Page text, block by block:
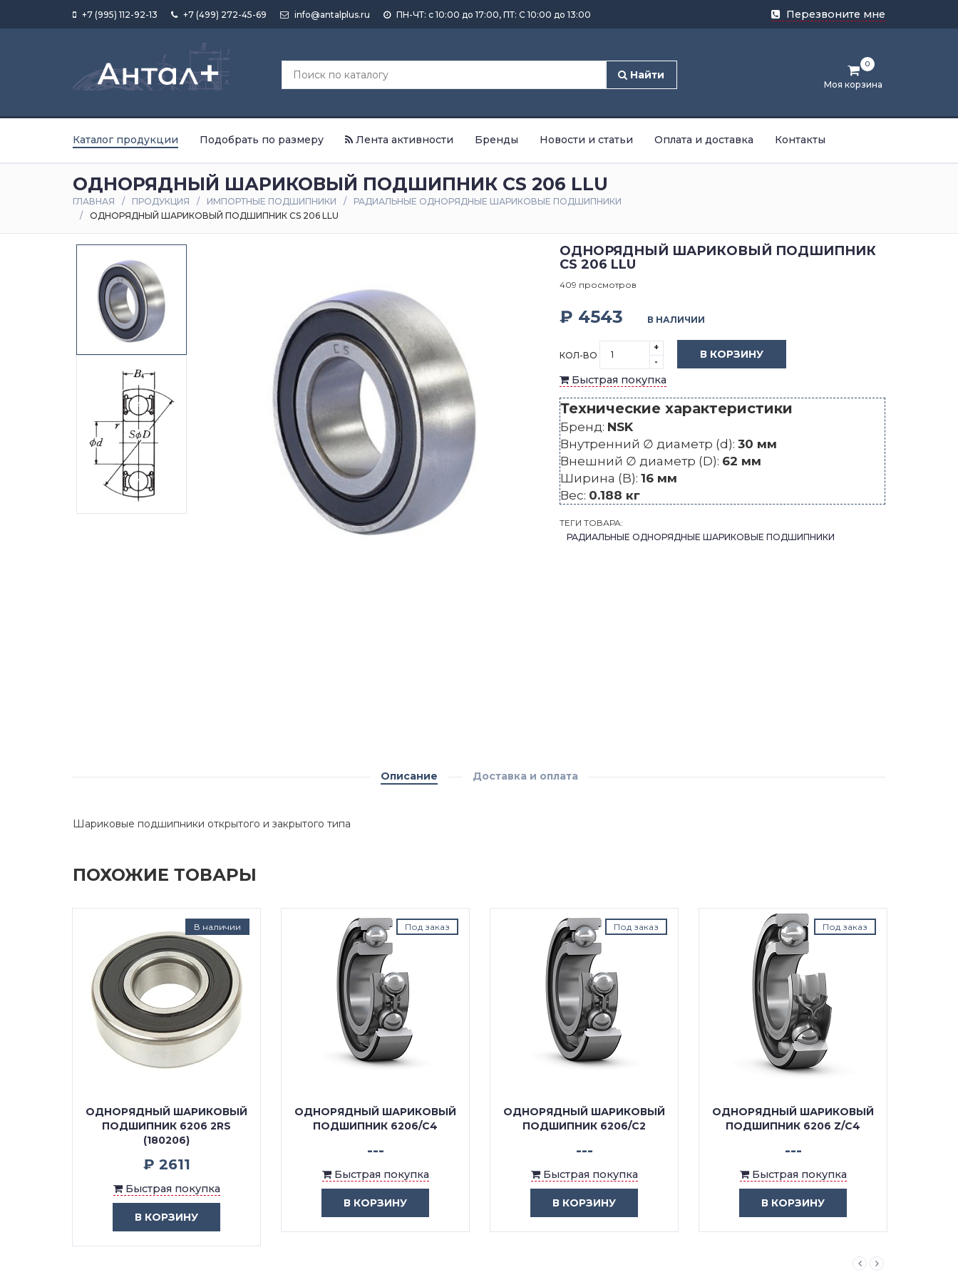
+7 (995) 112-92-13 +7 (499) 272-45-69 info@antalplus.ru ПН-ЧТ: с 10:00 до 17:00, ПТ: С 10:00 до 13:00 Перезвоните мне
Найти
Моя корзина
0
Каталог продукции Подобрать по размеру Лента активности Бренды Новости и статьи Оплата и доставка Контакты
ОДНОРЯДНЫЙ ШАРИКОВЫЙ ПОДШИПНИК CS 206 LLU
ГЛАВНАЯ ПРОДУКЦИЯ ИМПОРТНЫЕ ПОДШИПНИКИ
РАДИАЛЬНЫЕ ОДНОРЯДНЫЕ ШАРИКОВЫЕ ПОДШИПНИКИ
ОДНОРЯДНЫЙ ШАРИКОВЫЙ ПОДШИПНИК CS 206 LLU
ОДНОРЯДНЫЙ ШАРИКОВЫЙ ПОДШИПНИК
CS 206 LLU
409 просмотров
₽ 4543 В НАЛИЧИИ
КОЛ-ВО
+
-
В КОРЗИНУ
Быстрая покупка
Технические характеристики
Бренд: NSK
Внутренний ∅ диаметр (d): 30 мм
Внешний ∅ диаметр (D): 62 мм
Ширина (B): 16 мм
Вес: 0.188 кг
ТЕГИ ТОВАРА:
РАДИАЛЬНЫЕ ОДНОРЯДНЫЕ ШАРИКОВЫЕ ПОДШИПНИКИ
Описание Доставка и оплата
Шариковые подшипники открытого и закрытого типа
ПОХОЖИЕ ТОВАРЫ
В наличии
ОДНОРЯДНЫЙ ШАРИКОВЫЙ
ПОДШИПНИК 6206 2RS
(180206)
₽ 2611
Быстрая покупка
В КОРЗИНУ
Под заказ
ОДНОРЯДНЫЙ ШАРИКОВЫЙ
ПОДШИПНИК 6206/C4
---
Быстрая покупка
В КОРЗИНУ
Под заказ
ОДНОРЯДНЫЙ ШАРИКОВЫЙ
ПОДШИПНИК 6206/C2
---
Быстрая покупка
В КОРЗИНУ
Под заказ
ОДНОРЯДНЫЙ ШАРИКОВЫЙ
ПОДШИПНИК 6206 Z/C4
---
Быстрая покупка
В КОРЗИНУ